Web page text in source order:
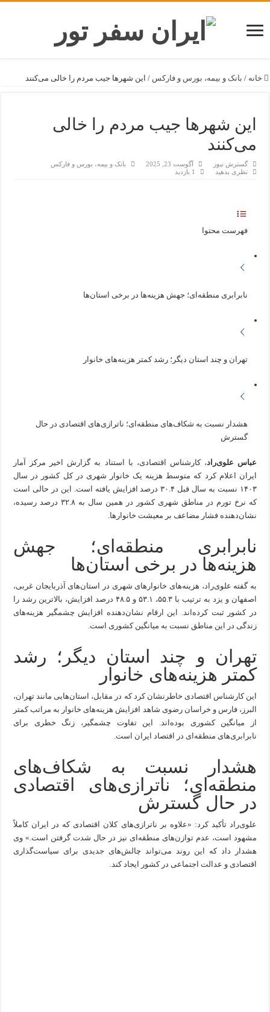
خانه / بانک و بیمه، بورس و فارکس / این شهرها جیب مردم را خالی می‌کنند
این شهرها جیب مردم را خالی
می‌کنند
گسترش نیوز آگوست 23, 2025
بانک و بیمه، بورس و فارکس
نظری بدهید
1 بازدید
فهرست محتوا
نابرابری منطقه‌ای؛ جهش هزینه‌ها در برخی استان‌ها
تهران و چند استان دیگر؛ رشد کمتر هزینه‌های خانوار
هشدار نسبت به شکاف‌های منطقه‌ای؛ ناترازی‌های اقتصادی در حال
گسترش
عباس علوی‌راد، کارشناس اقتصادی، با استناد به گزارش اخیر مرکز آمار
ایران اعلام کرد که متوسط هزینه یک خانوار شهری در کل کشور در سال
۱۴۰۳ نسبت به سال قبل ۳۰.۴ درصد افزایش یافته است. این در حالی است
که نرخ تورم در مناطق شهری کشور در همین سال به ۳۲.۸ درصد رسیده،
نشان‌دهنده فشار مضاعف بر معیشت خانوارها.
نابرابری منطقه‌ای؛ جهش
هزینه‌ها در برخی استان‌ها
به گفته علوی‌راد، هزینه‌های خانوارهای شهری در استان‌های آذربایجان غربی،
اصفهان و یزد به ترتیب با ۵۵.۳، ۵۳.۱ و ۴۸.۵ درصد افزایش، بالاترین رشد را
در کشور ثبت کرده‌اند. این ارقام نشان‌دهنده افزایش چشمگیر هزینه‌های
زندگی در این مناطق نسبت به میانگین کشوری است.
تهران و چند استان دیگر؛ رشد
کمتر هزینه‌های خانوار
این کارشناس اقتصادی خاطرنشان کرد که در مقابل، استان‌هایی مانند تهران،
البرز، فارس و خراسان رضوی شاهد افزایش هزینه‌های خانوار به مراتب کمتر
از میانگین کشوری بوده‌اند. این تفاوت چشمگیر، زنگ خطری برای
نابرابری‌های منطقه‌ای در اقتصاد ایران است.
هشدار نسبت به شکاف‌های
منطقه‌ای؛ ناترازی‌های اقتصادی
در حال گسترش
علوی‌راد تأکید کرد: «علاوه بر ناترازی‌های کلان اقتصادی که در ایران کاملاً
مشهود است، عدم توازن‌های منطقه‌ای نیز در حال شدت گرفتن است.» وی
هشدار داد که این روند می‌تواند چالش‌های جدیدی برای سیاست‌گذاری
اقتصادی و عدالت اجتماعی در کشور ایجاد کند.